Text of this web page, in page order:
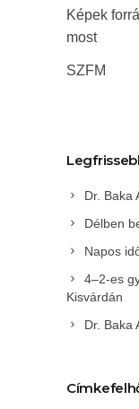
Képek
most
SZFM
Dr. Baka
Délben
Napos
4–2-es
Kisvárdán
Dr. Baka